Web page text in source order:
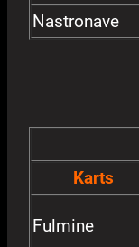
Nastronave
Karts
Fulmine